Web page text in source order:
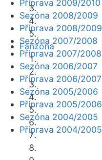
Fanzóna
Příprava 2009/2010
Sezóna 2008/2009
Příprava 2008/2009
Sezóna 2007/2008
Příprava 2007/2008
Sezóna 2006/2007
Příprava 2006/2007
Sezóna 2005/2006
Příprava 2005/2006
Sezóna 2004/2005
Příprava 2004/2005